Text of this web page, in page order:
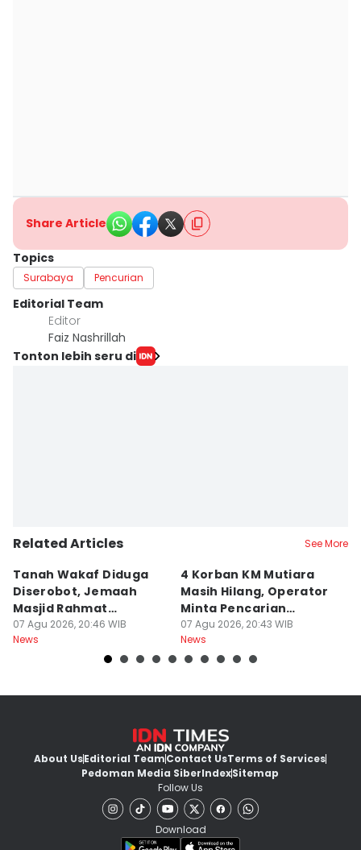
Share Article
Topics
Surabaya Pencurian
Editorial Team
Editor
Faiz Nashrillah
Tonton lebih seru di
Related Articles See More
Tanah Wakaf Diduga
Diserobot, Jemaah
Masjid Rahmat
Surabaya Protes
07 Agu 2026, 20:46 WIB
News
4 Korban KM Mutiara
Masih Hilang, Operator
Minta Pencarian
Dilanjut
07 Agu 2026, 20:43 WIB
News
About UsEditorial TeamContact UsTerms of Services
Pedoman Media SiberIndexSitemap
Follow Us
Download